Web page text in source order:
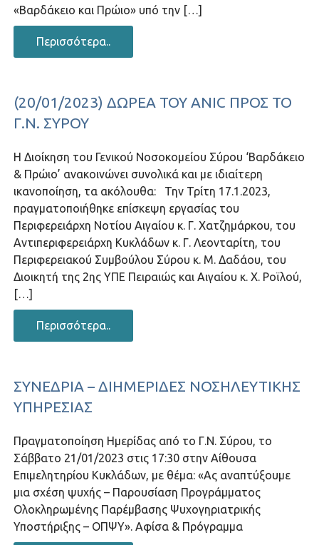
«Βαρδάκειο και Πρώιο» υπό την […]
Περισσότερα..
(20/01/2023) ΔΩΡΕΆ ΤΟΥ ANIC ΠΡΟΣ ΤΟ
Γ.Ν. ΣΎΡΟΥ
Η Διοίκηση του Γενικού Νοσοκομείου Σύρου ‘Βαρδάκειο
& Πρώιο’ ανακοινώνει συνολικά και με ιδιαίτερη
ικανοποίηση, τα ακόλουθα: Την Τρίτη 17.1.2023,
πραγματοποιήθηκε επίσκεψη εργασίας του
Περιφερειάρχη Νοτίου Αιγαίου κ. Γ. Χατζημάρκου, του
Αντιπεριφερειάρχη Κυκλάδων κ. Γ. Λεονταρίτη, του
Περιφερειακού Συμβούλου Σύρου κ. Μ. Δαδάου, του
Διοικητή της 2ης ΥΠΕ Πειραιώς και Αιγαίου κ. Χ. Ροϊλού,
[…]
Περισσότερα..
ΣΥΝΈΔΡΙΑ – ΔΙΗΜΕΡΊΔΕΣ ΝΟΣΗΛΕΥΤΙΚΉΣ
ΥΠΗΡΕΣΊΑΣ
Πραγματοποίηση Ημερίδας από το Γ.Ν. Σύρου, το
Σάββατο 21/01/2023 στις 17:30 στην Αίθουσα
Επιμελητηρίου Κυκλάδων, με θέμα: «Ας αναπτύξουμε
μια σχέση ψυχής – Παρουσίαση Προγράμματος
Ολοκληρωμένης Παρέμβασης Ψυχογηριατρικής
Υποστήριξης – ΟΠΨΥ». Αφίσα & Πρόγραμμα